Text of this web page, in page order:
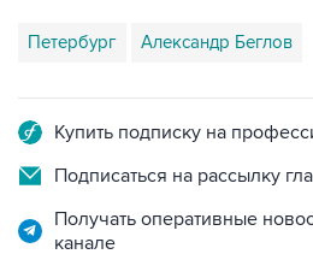
Петербург Александр Беглов
Купить подписку на
Подписаться на рассылку
Получать оперативные
канале